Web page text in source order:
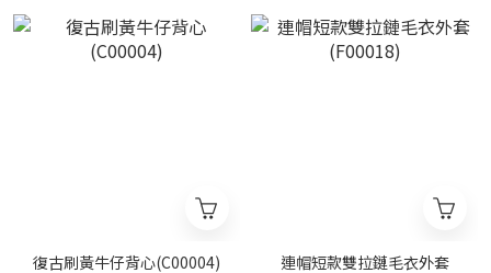
復古刷黃牛仔背心(C00004)
連帽短款雙拉鏈毛衣外套